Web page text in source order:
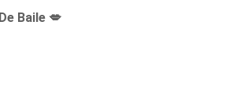
Baile 💋